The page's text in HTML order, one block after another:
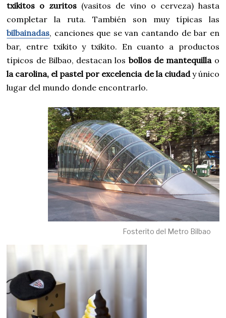
txikitos o zuritos (vasitos de vino o cerveza) hasta
completar la ruta. También son muy típicas las
bilbainadas, canciones que se van cantando de bar en
bar, entre txikito y txikito. En cuanto a productos
típicos de Bilbao, destacan los bollos de mantequillao
la carolina, el pastel por excelencia de la ciudady único
lugar del mundo donde encontrarlo.
Fosterito del Metro Bilbao